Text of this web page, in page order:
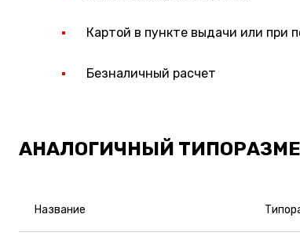
Картой в пункте выдачи или при
Безналичный расчет
АНАЛОГИЧНЫЙ
Название